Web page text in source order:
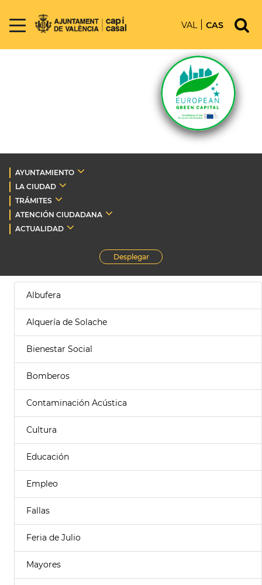
VAL CAS
AYUNTAMIENTO
LA CIUDAD
TRÁMITES
ATENCIÓN CIUDADANA
ACTUALIDAD
Desplegar
Albufera
Alquería de Solache
Bienestar Social
Bomberos
Contaminación Acústica
Cultura
Educación
Empleo
Fallas
Feria de Julio
Mayores